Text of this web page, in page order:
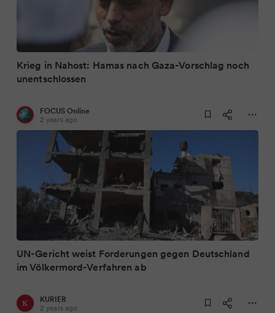
Krieg in Nahost: Hamas nach Gaza-Vorschlag noch
unentschlossen
FOCUS Online
2 years ago
UN-Gericht weist Forderungen gegen Deutschland
im Völkermord-Verfahren ab
KURIER
2 years ago